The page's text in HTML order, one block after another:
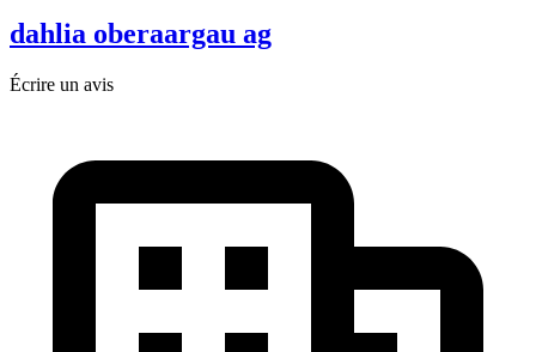
dahlia oberaargau ag
Écrire un avis